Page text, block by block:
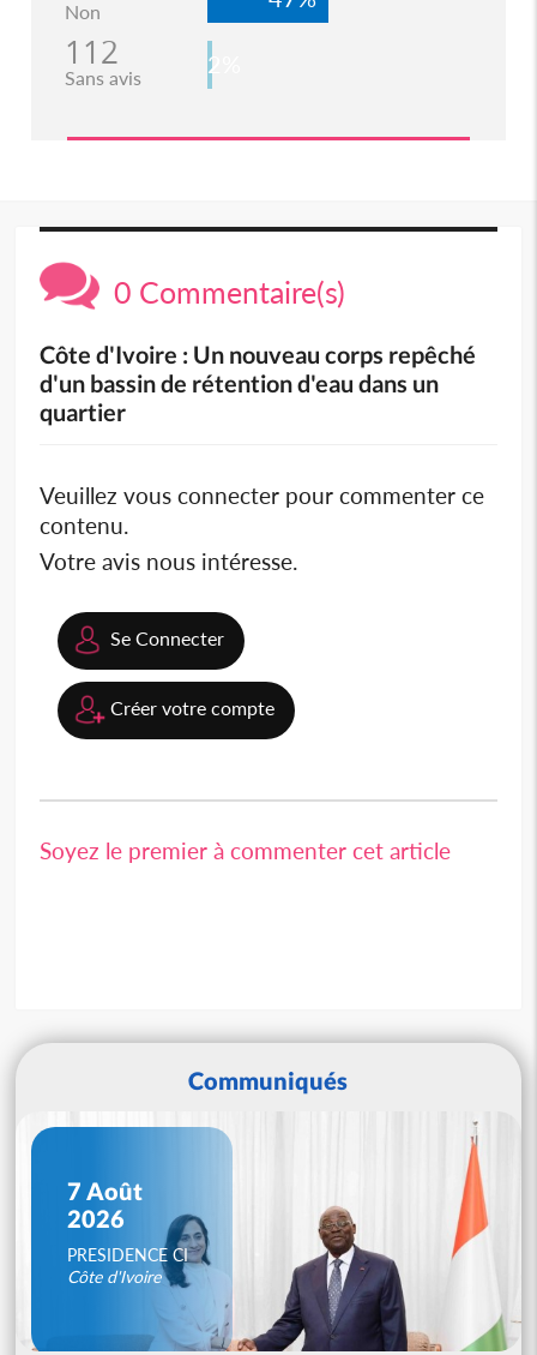
Non
112
Sans avis 2%
0 Commentaire(s)
Côte d'Ivoire : Un nouveau corps repêché
d'un bassin de rétention d'eau dans un
quartier
Veuillez vous connecter pour commenter ce
contenu.
Votre avis nous intéresse.
Se Connecter
Créer votre compte
Soyez le premier à commenter cet article
Communiqués
7 Août
2026
PRESIDENCE CI
Côte d'Ivoire